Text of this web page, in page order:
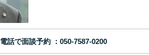
電話で面談予約